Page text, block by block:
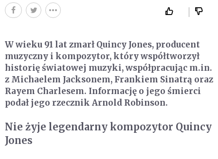
W wieku 91 lat zmarł Quincy Jones, producent
muzyczny i kompozytor, który współtworzył
historię światowej muzyki, współpracując m.in.
z Michaelem Jacksonem, Frankiem Sinatrą oraz
Rayem Charlesem. Informację o jego śmierci
podał jego rzecznik Arnold Robinson.
Nie żyje legendarny kompozytor Quincy
Jones